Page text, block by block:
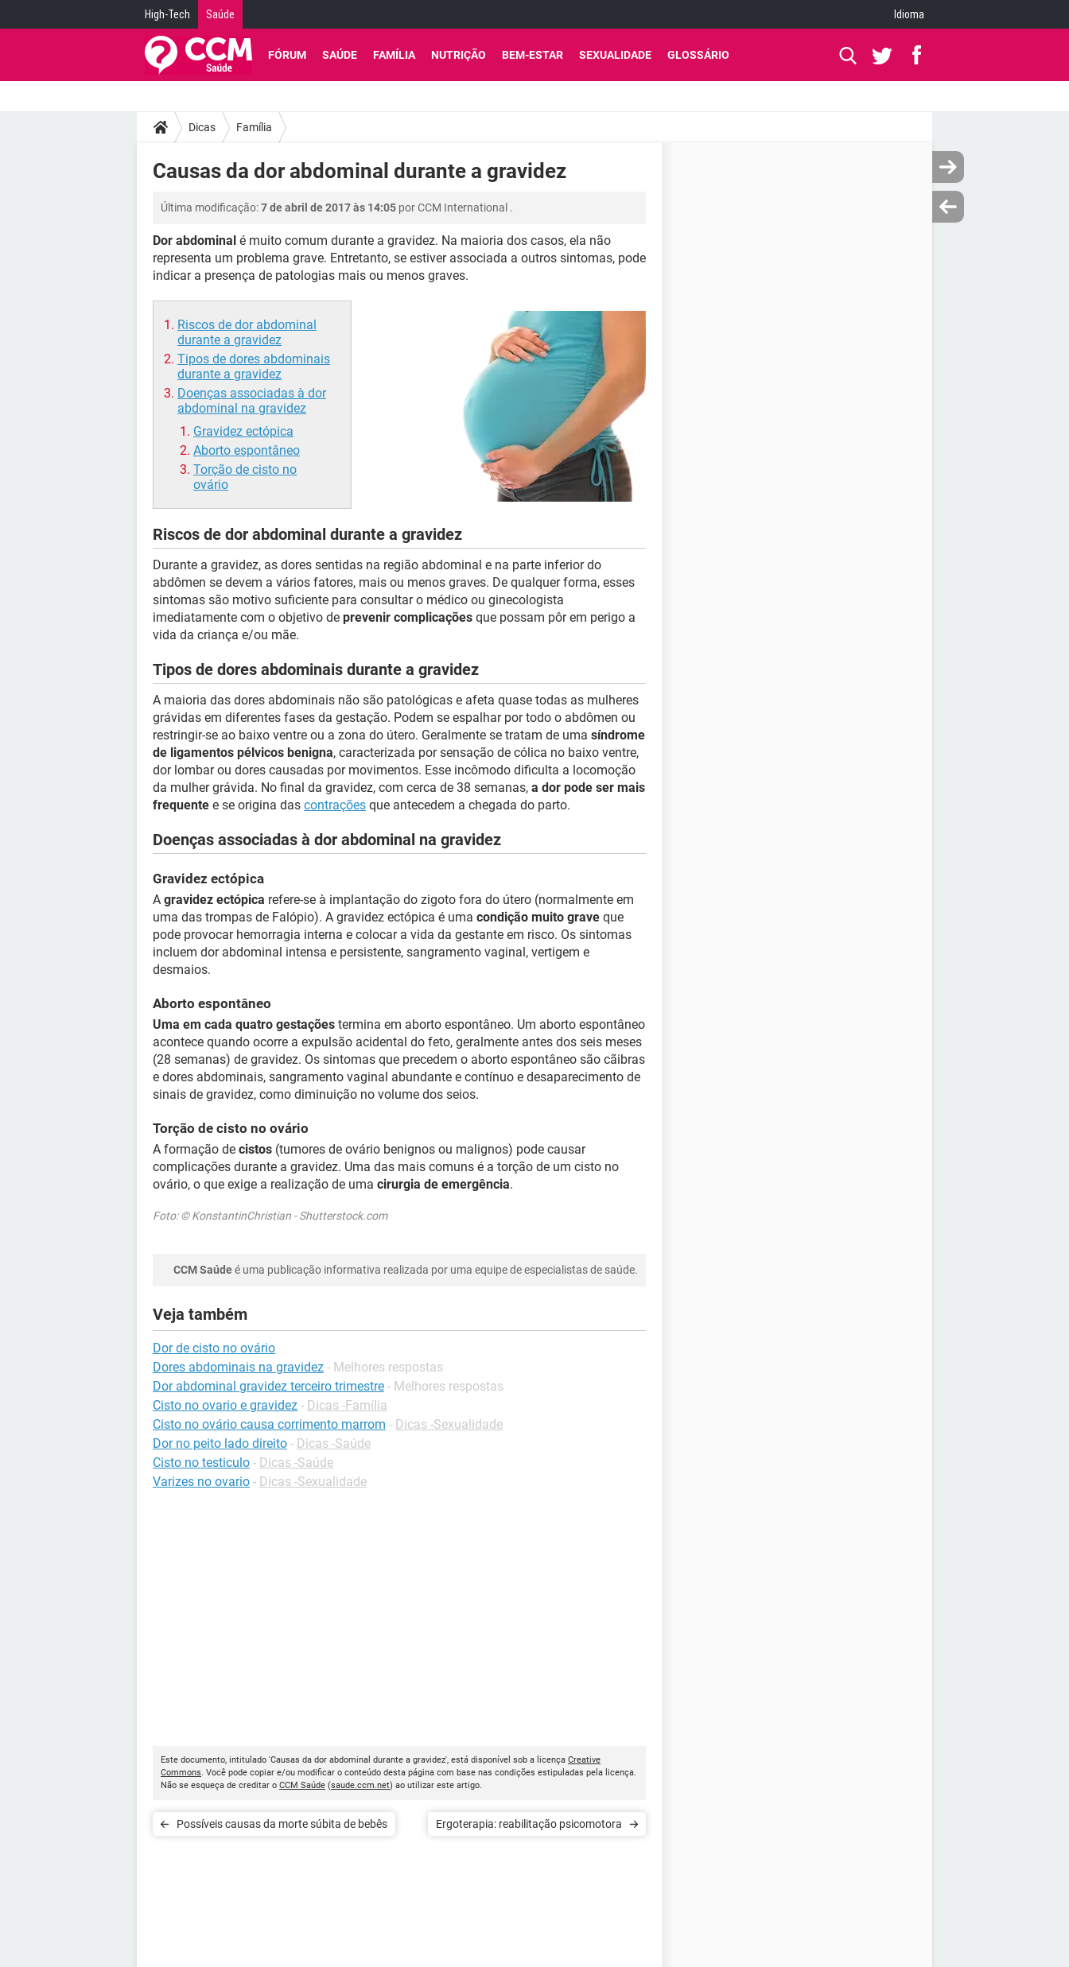
High-Tech Saúde Idioma
FÓRUM SAÚDE FAMÍLIA NUTRIÇÃO BEM-ESTAR SEXUALIDADE GLOSSÁRIO
Dicas Família
Causas da dor abdominal durante a gravidez
Última modificação:7 de abril de 2017 às 14:05 porCCM International .
Dor abdominal é muito comum durante a gravidez. Na maioria dos casos, ela não
representa um problema grave. Entretanto, se estiver associada a outros sintomas, pode
indicar a presença de patologias mais ou menos graves.
Riscos de dor abdominal
durante a gravidez
Tipos de dores abdominais
durante a gravidez
Doenças associadas à dor
abdominal na gravidez
Gravidez ectópica
Aborto espontâneo
Torção de cisto no
ovário
Riscos de dor abdominal durante a gravidez
Durante a gravidez, as dores sentidas na região abdominal e na parte inferior do
abdômen se devem a vários fatores, mais ou menos graves. De qualquer forma, esses
sintomas são motivo suficiente para consultar o médico ou ginecologista
imediatamente com o objetivo de prevenir complicações que possam pôr em perigo a
vida da criança e/ou mãe.
Tipos de dores abdominais durante a gravidez
A maioria das dores abdominais não são patológicas e afeta quase todas as mulheres
grávidas em diferentes fases da gestação. Podem se espalhar por todo o abdômen ou
restringir-se ao baixo ventre ou a zona do útero. Geralmente se tratam de uma síndrome
de ligamentos pélvicos benigna, caracterizada por sensação de cólica no baixo ventre,
dor lombar ou dores causadas por movimentos. Esse incômodo dificulta a locomoção
da mulher grávida. No final da gravidez, com cerca de 38 semanas, a dor pode ser mais
frequente e se origina das contrações que antecedem a chegada do parto.
Doenças associadas à dor abdominal na gravidez
Gravidez ectópica
A gravidez ectópica refere-se à implantação do zigoto fora do útero (normalmente em
uma das trompas de Falópio). A gravidez ectópica é uma condição muito grave que
pode provocar hemorragia interna e colocar a vida da gestante em risco. Os sintomas
incluem dor abdominal intensa e persistente, sangramento vaginal, vertigem e
desmaios.
Aborto espontâneo
Uma em cada quatro gestações termina em aborto espontâneo. Um aborto espontâneo
acontece quando ocorre a expulsão acidental do feto, geralmente antes dos seis meses
(28 semanas) de gravidez. Os sintomas que precedem o aborto espontâneo são cãibras
e dores abdominais, sangramento vaginal abundante e contínuo e desaparecimento de
sinais de gravidez, como diminuição no volume dos seios.
Torção de cisto no ovário
A formação de cistos (tumores de ovário benignos ou malignos) pode causar
complicações durante a gravidez. Uma das mais comuns é a torção de um cisto no
ovário, o que exige a realização de uma cirurgia de emergência.
Foto: © KonstantinChristian - Shutterstock.com
CCM Saúdeé uma publicação informativa realizada por uma equipe de especialistas de saúde.
Veja também
Dor de cisto no ovário
Dores abdominais na gravidez - Melhores respostas
Dor abdominal gravidez terceiro trimestre - Melhores respostas
Cisto no ovario e gravidez - Dicas -Família
Cisto no ovário causa corrimento marrom - Dicas -Sexualidade
Dor no peito lado direito - Dicas -Saúde
Cisto no testiculo - Dicas -Saúde
Varizes no ovario - Dicas -Sexualidade
Este documento, intitulado 'Causas da dor abdominal durante a gravidez', está disponível sob a licença Creative
Commons. Você pode copiar e/ou modificar o conteúdo desta página com base nas condições estipuladas pela licença.
Não se esqueça de creditar o CCM Saúde (saude.ccm.net) ao utilizar este artigo.
Possíveis causas da morte súbita de bebês Ergoterapia: reabilitação psicomotora